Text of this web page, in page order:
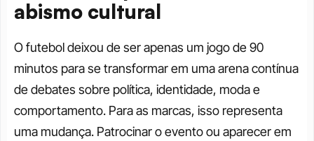
abismo cultural
O futebol deixou de ser apenas um jogo de 90
minutos para se transformar em uma arena contínua
de debates sobre política, identidade, moda e
comportamento. Para as marcas, isso representa
uma mudança. Patrocinar o evento ou aparecer em